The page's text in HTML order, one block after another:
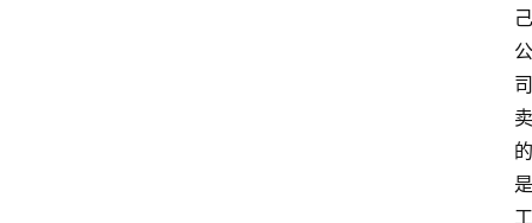
己
公
司
卖
的
是
工